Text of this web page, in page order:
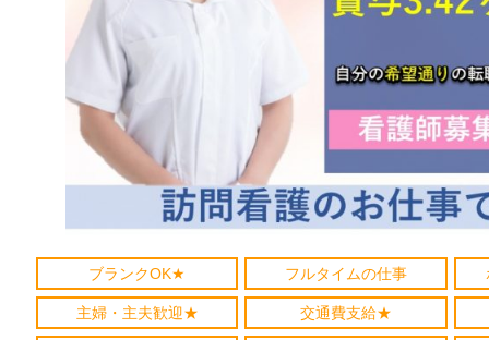
ブランクOK★ フルタイムの仕事
主婦・主夫歓迎★ 交通費支給★